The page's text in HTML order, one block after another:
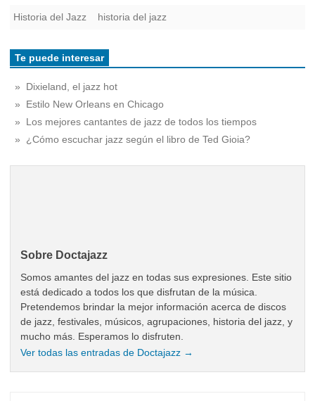
Historia del Jazz historia del jazz
Te puede interesar
» Dixieland, el jazz hot
» Estilo New Orleans en Chicago
» Los mejores cantantes de jazz de todos los tiempos
» ¿Cómo escuchar jazz según el libro de Ted Gioia?
Sobre Doctajazz
Somos amantes del jazz en todas sus expresiones. Este sitio
está dedicado a todos los que disfrutan de la música.
Pretendemos brindar la mejor información acerca de discos
de jazz, festivales, músicos, agrupaciones, historia del jazz, y
mucho más. Esperamos lo disfruten.
Ver todas las entradas de Doctajazz →